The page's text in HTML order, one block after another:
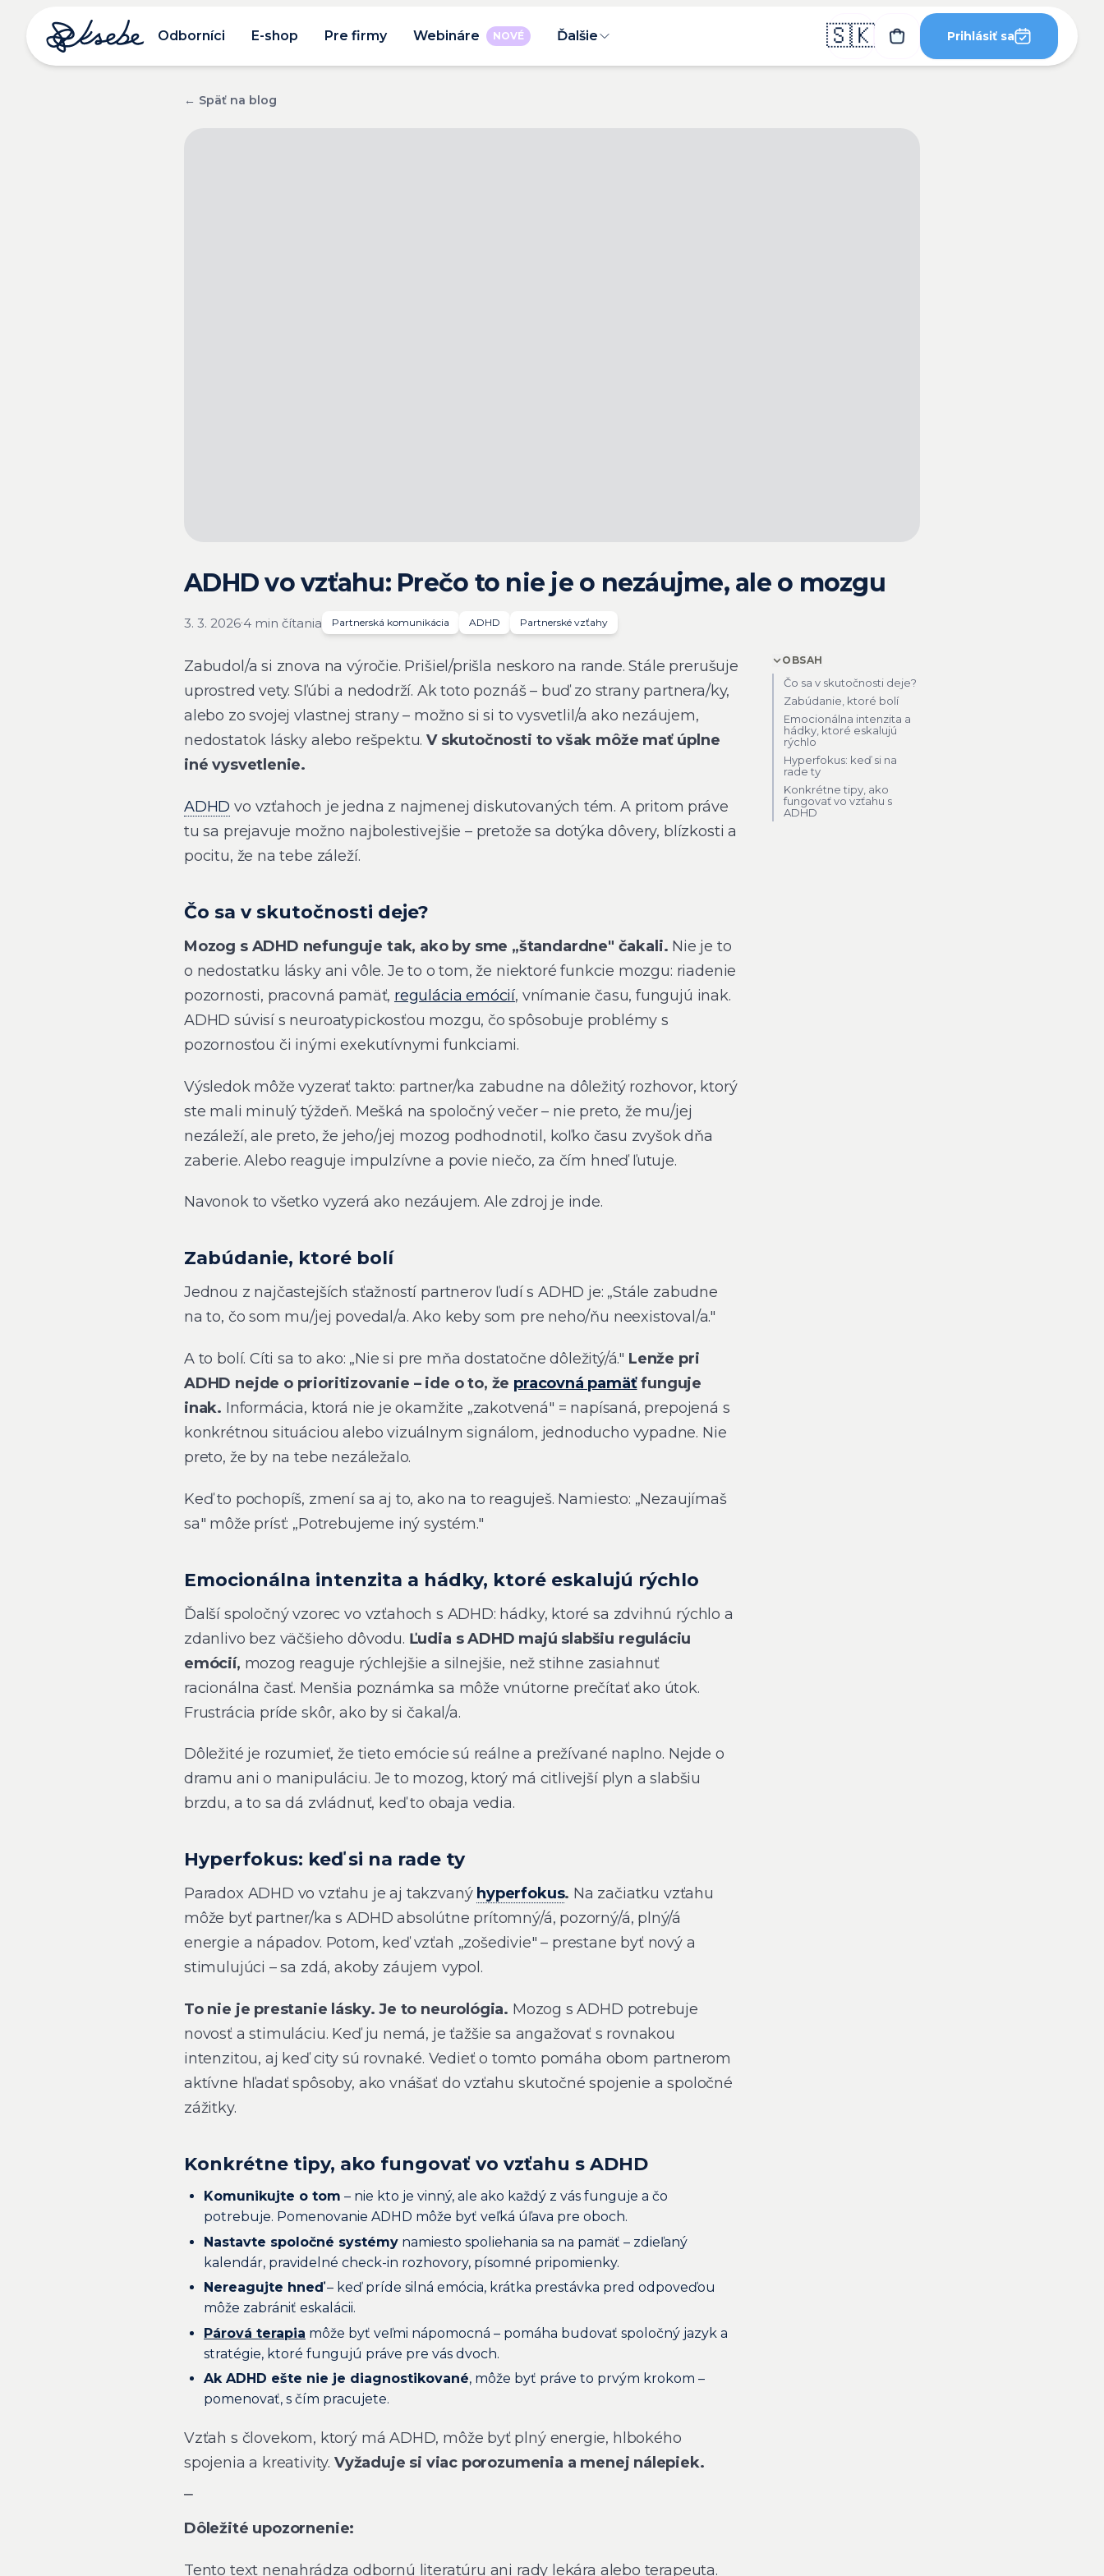
Odborníci E-shop Pre firmy Webináre NOVÉ Ďalšie 🇸🇰 Prihlásiť sa
← Späť na blog
ADHD vo vzťahu: Prečo to nie je o nezáujme, ale o mozgu
3. 3. 2026·4 min čítania Partnerská komunikácia ADHD Partnerské vzťahy
Zabudol/a si znova na výročie. Prišiel/prišla neskoro na rande. Stále prerušuje
uprostred vety. Sľúbi a nedodrží. Ak toto poznáš – buď zo strany partnera/ky,
alebo zo svojej vlastnej strany – možno si si to vysvetlil/a ako nezáujem,
nedostatok lásky alebo rešpektu.V skutočnosti to však môže mať úplne
iné vysvetlenie.
ADHD vo vzťahoch je jedna z najmenej diskutovaných tém. A pritom práve
tu sa prejavuje možno najbolestivejšie – pretože sa dotýka dôvery, blízkosti a
pocitu, že na tebe záleží.
Čo sa v skutočnosti deje?
Mozog s ADHD nefunguje tak, ako by sme „štandardne" čakali. Nie je to
o nedostatku lásky ani vôle. Je to o tom, že niektoré funkcie mozgu: riadenie
pozornosti, pracovná pamäť, regulácia emócií, vnímanie času, fungujú inak.
ADHD súvisí s neuroatypickosťou mozgu, čo spôsobuje problémy s
pozornosťou či inými exekutívnymi funkciami.
Výsledok môže vyzerať takto: partner/ka zabudne na dôležitý rozhovor, ktorý
ste mali minulý týždeň. Mešká na spoločný večer – nie preto, že mu/jej
nezáleží, ale preto, že jeho/jej mozog podhodnotil, koľko času zvyšok dňa
zaberie. Alebo reaguje impulzívne a povie niečo, za čím hneď ľutuje.
Navonok to všetko vyzerá ako nezáujem. Ale zdroj je inde.
Zabúdanie, ktoré bolí
Jednou z najčastejších sťažností partnerov ľudí s ADHD je: „Stále zabudne
na to, čo som mu/jej povedal/a. Ako keby som pre neho/ňu neexistoval/a."
A to bolí. Cíti sa to ako: „Nie si pre mňa dostatočne dôležitý/á." Lenže pri
ADHD nejde o prioritizovanie – ide o to, že pracovná pamäťfunguje
inak. Informácia, ktorá nie je okamžite „zakotvená" = napísaná, prepojená s
konkrétnou situáciou alebo vizuálnym signálom, jednoducho vypadne. Nie
preto, že by na tebe nezáležalo.
Keď to pochopíš, zmení sa aj to, ako na to reaguješ. Namiesto: „Nezaujímaš
sa" môže prísť: „Potrebujeme iný systém."
Emocionálna intenzita a hádky, ktoré eskalujú rýchlo
Ďalší spoločný vzorec vo vzťahoch s ADHD: hádky, ktoré sa zdvihnú rýchlo a
zdanlivo bez väčšieho dôvodu. Ľudia s ADHD majú slabšiu reguláciu
emócií, mozog reaguje rýchlejšie a silnejšie, než stihne zasiahnuť
racionálna časť. Menšia poznámka sa môže vnútorne prečítať ako útok.
Frustrácia príde skôr, ako by si čakal/a.
Dôležité je rozumieť, že tieto emócie sú reálne a prežívané naplno. Nejde o
dramu ani o manipuláciu. Je to mozog, ktorý má citlivejší plyn a slabšiu
brzdu, a to sa dá zvládnuť, keď to obaja vedia.
Hyperfokus: keď si na rade ty
Paradox ADHD vo vzťahu je aj takzvaný hyperfokus. Na začiatku vzťahu
môže byť partner/ka s ADHD absolútne prítomný/á, pozorný/á, plný/á
energie a nápadov. Potom, keď vzťah „zošedivie" – prestane byť nový a
stimulujúci – sa zdá, akoby záujem vypol.
To nie je prestanie lásky. Je to neurológia. Mozog s ADHD potrebuje
novosť a stimuláciu. Keď ju nemá, je ťažšie sa angažovať s rovnakou
intenzitou, aj keď city sú rovnaké. Vedieť o tomto pomáha obom partnerom
aktívne hľadať spôsoby, ako vnášať do vzťahu skutočné spojenie a spoločné
zážitky.
Konkrétne tipy, ako fungovať vo vzťahu s ADHD
Komunikujte o tom – nie kto je vinný, ale ako každý z vás funguje a čo
potrebuje. Pomenovanie ADHD môže byť veľká úľava pre oboch.
Nastavte spoločné systémy namiesto spoliehania sa na pamäť – zdieľaný
kalendár, pravidelné check-in rozhovory, písomné pripomienky.
Nereagujte hneď– keď príde silná emócia, krátka prestávka pred odpoveďou
môže zabrániť eskalácii.
Párová terapia môže byť veľmi nápomocná – pomáha budovať spoločný jazyk a
stratégie, ktoré fungujú práve pre vás dvoch.
Ak ADHD ešte nie je diagnostikované, môže byť práve to prvým krokom –
pomenovať, s čím pracujete.
Vzťah s človekom, ktorý má ADHD, môže byť plný energie, hlbokého
spojenia a kreativity. Vyžaduje si viac porozumenia a menej nálepiek.
Dôležité upozornenie:
Tento text nenahrádza odbornú literatúru ani rady lekára alebo terapeuta.
OBSAH
Čo sa v skutočnosti deje?
Zabúdanie, ktoré bolí
Emocionálna intenzita a
hádky, ktoré eskalujú
rýchlo
Hyperfokus: keď si na
rade ty
Konkrétne tipy, ako
fungovať vo vzťahu s
ADHD